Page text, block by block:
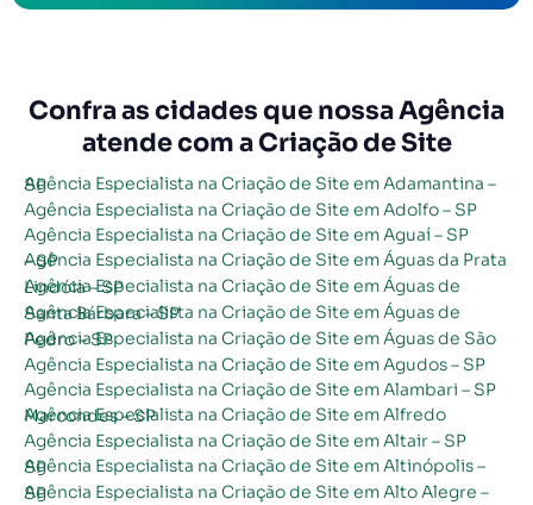
Confra as cidades que nossa Agência
atende com a Criação de Site
Agência Especialista na Criação de Site em Adamantina – SP
Agência Especialista na Criação de Site em Adolfo – SP
Agência Especialista na Criação de Site em Aguaí – SP
Agência Especialista na Criação de Site em Águas da Prata – SP
Agência Especialista na Criação de Site em Águas de Lindóia – SP
Agência Especialista na Criação de Site em Águas de Santa Bárbara – SP
Agência Especialista na Criação de Site em Águas de São Pedro – SP
Agência Especialista na Criação de Site em Agudos – SP
Agência Especialista na Criação de Site em Alambari – SP
Agência Especialista na Criação de Site em Alfredo Marcondes – SP
Agência Especialista na Criação de Site em Altair – SP
Agência Especialista na Criação de Site em Altinópolis – SP
Agência Especialista na Criação de Site em Alto Alegre – SP